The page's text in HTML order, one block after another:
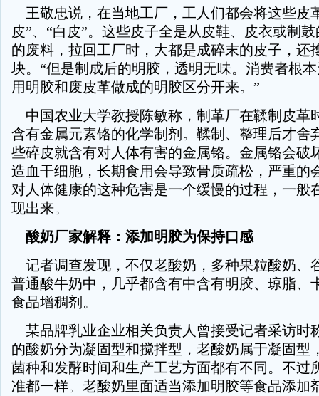
王敬忠说，在当地工厂，工人们都会将这些皮
皮”、“白皮”。这些皮子全是从皮鞋、皮衣或制
的废料，拉回工厂时，大都是成碎末的皮子，还
块。“但是制成后的明胶，透明无味。消费者根
用明胶和废皮革做成的明胶区分开来。”
中国农业大学教授陈敏称，制革厂在鞣制皮革
含有金属元素铬的化学制剂。鞣制、整理后才舍
些碎皮就含有对人体有害的金属铬。金属铬会破
造血干细胞，长期食用会导致骨质疏松，严重的
对人体健康的这种危害是一个缓慢的过程，一般
现出来。
酸奶厂家解释：添加明胶为保持口感
记者调查发现，不仅老酸奶，多种果粒酸奶、
普通酸牛奶中，几乎都含有中含有明胶、琼脂、
食品增稠剂。
某品牌乳业企业相关负责人曾接受记者采访时
的酸奶分为凝固型和搅拌型，老酸奶属于凝固型
菌种和发酵时间和生产工艺方面都有不同。不过
准都一样。老酸奶里面适当添加明胶等食品添加